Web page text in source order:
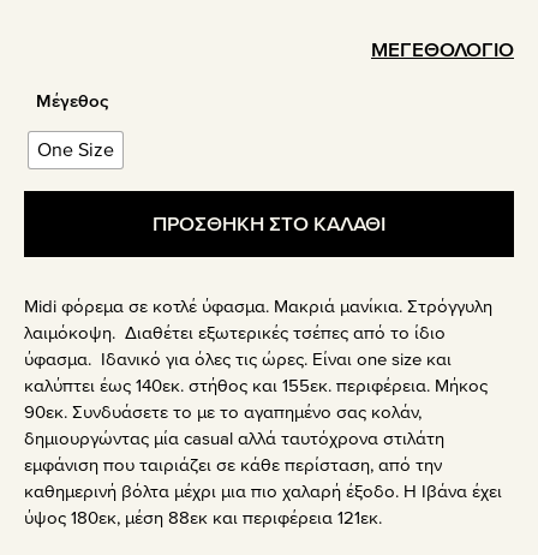
ΜΕΓΕΘΟΛΟΓΙΟ
Μέγεθος
One Size
ΠΡΟΣΘΗΚΗ ΣΤΟ ΚΑΛΑΘΙ
Midi φόρεμα σε κοτλέ ύφασμα. Μακριά μανίκια. Στρόγγυλη
λαιμόκοψη. Διαθέτει εξωτερικές τσέπες από το ίδιο
ύφασμα. Ιδανικό για όλες τις ώρες. Είναι one size και
καλύπτει έως 140εκ. στήθος και 155εκ. περιφέρεια. Μήκος
90εκ. Συνδυάσετε το με το αγαπημένο σας κολάν,
δημιουργώντας μία casual αλλά ταυτόχρονα στιλάτη
εμφάνιση που ταιριάζει σε κάθε περίσταση, από την
καθημερινή βόλτα μέχρι μια πιο χαλαρή έξοδο. Η Ιβάνα έχει
ύψος 180εκ, μέση 88εκ και περιφέρεια 121εκ.